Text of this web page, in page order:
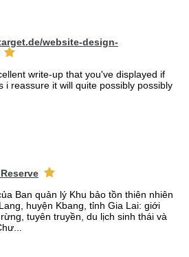
website-design-
write-up that you've displayed if
i reassure it will quite possibly possibly
Ban quản lý Khu bảo tồn thiên nhiên
huyện Kbang, tỉnh Gia Lai: giới
tuyên truyền, du lịch sinh thái và